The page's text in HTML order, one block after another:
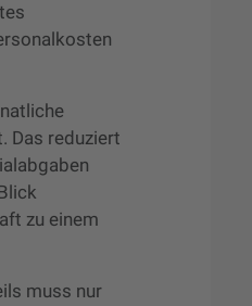
Das reduziert
zu einem
muss nur